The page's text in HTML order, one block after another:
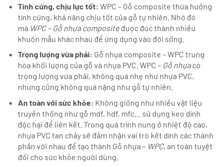
Tính cứng, chịu lực tốt: WPC – Gỗ composite thừa hưởng
tính cứng, khả năng chịu tốt của gỗ tự nhiên. Nhờ đó
mà WPC – Gỗ nhựa compositeđược đúc thành nhiều
khuôn mẫu khác nhau để ứng dụng vào đời sống.
Trọng lượng vừa phải: Gỗ nhựa composite – WPC trung
hòa khối lượng của gỗ và nhựa PVC. WPC – Gỗ nhựacó
trọng lượng vừa phải, không quá nhẹ như nhựa PVC,
nhưng cũng không quá nặng như gỗ tự nhiên.
An toàn với sức khỏe: Không giống như nhiều vật liệu
truyền thống như gỗ mdf, hdf, mfc… sử dụng keo dính
độc hại để liên kết. Trong quá trình nung ở nhiệt độ cao,
nhựa PVC tan chảy sẽ đảm nhận vai trò kết dính các thành
phần với nhau để tạo thành Gỗ nhựa – WPC, an toàn tuyệt
đối cho sức khỏe người dùng.